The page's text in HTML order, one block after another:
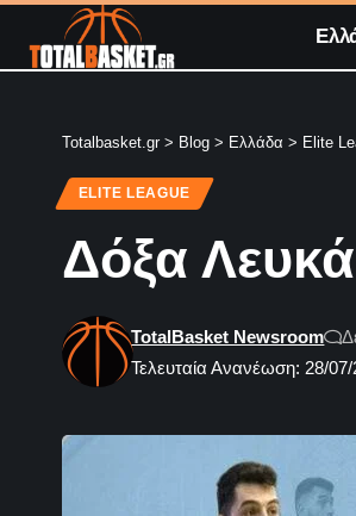
Totalbasket.gr > Blog > Ελλάδα > Elite
ELITE LEAGUE
Δόξα
Τελευταία Ανανέωση: 28/
TotalBasket Newsroom